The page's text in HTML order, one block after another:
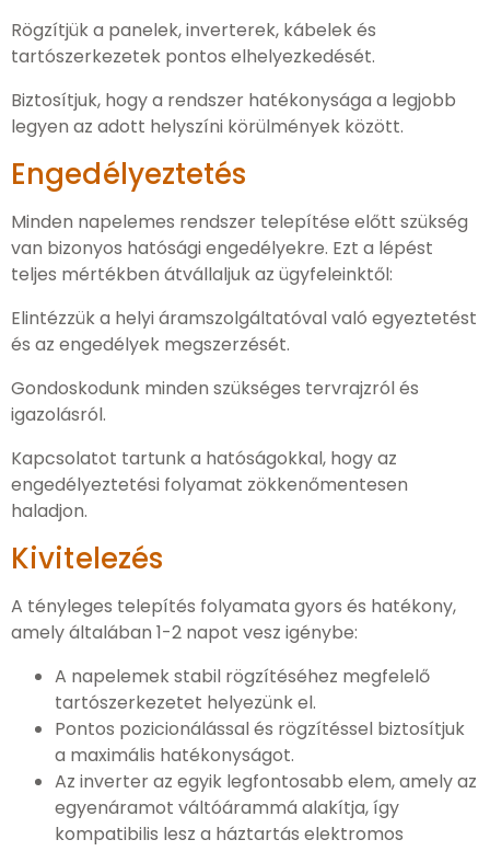
Rögzítjük a panelek, inverterek, kábelek és
tartószerkezetek pontos elhelyezkedését.
Biztosítjuk, hogy a rendszer hatékonysága a legjobb
legyen az adott helyszíni körülmények között.
Engedélyeztetés
Minden napelemes rendszer telepítése előtt szükség
van bizonyos hatósági engedélyekre. Ezt a lépést
teljes mértékben átvállaljuk az ügyfeleinktől:
Elintézzük a helyi áramszolgáltatóval való egyeztetést
és az engedélyek megszerzését.
Gondoskodunk minden szükséges tervrajzról és
igazolásról.
Kapcsolatot tartunk a hatóságokkal, hogy az
engedélyeztetési folyamat zökkenőmentesen
haladjon.
Kivitelezés
A tényleges telepítés folyamata gyors és hatékony,
amely általában 1-2 napot vesz igénybe:
A napelemek stabil rögzítéséhez megfelelő
tartószerkezetet helyezünk el.
Pontos pozicionálással és rögzítéssel biztosítjuk
a maximális hatékonyságot.
Az inverter az egyik legfontosabb elem, amely az
egyenáramot váltóárammá alakítja, így
kompatibilis lesz a háztartás elektromos